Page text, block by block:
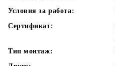
Условия за работа:
Сертификат:
Тип монтаж: